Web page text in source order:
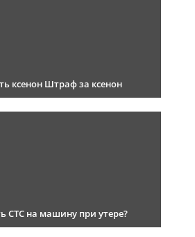
ксенон Штраф за ксенон
СТС на машину при утере?